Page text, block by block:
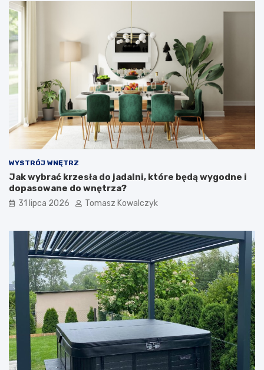
WYSTRÓJ WNĘTRZ
Jak wybrać krzesła do jadalni, które będą wygodne i
dopasowane do wnętrza?
31 lipca 2026 Tomasz Kowalczyk